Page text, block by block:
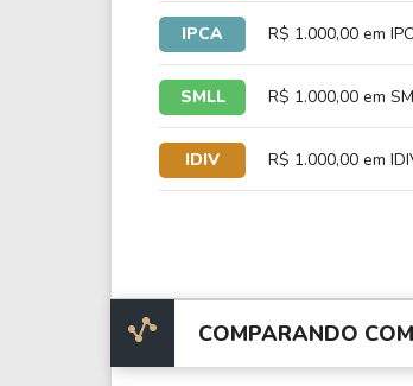
IPCA R$ 1.000,00 em
SMLL R$ 1.000,00 em
IDIV R$ 1.000,00 em
COMPARANDO